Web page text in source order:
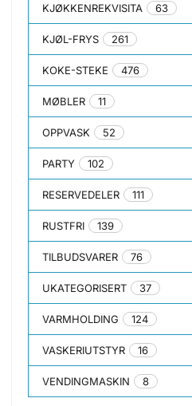
KJØKKENREKVISITA 63
KJØL-FRYS 261
KOKE-STEKE 476
MØBLER 11
OPPVASK 52
PARTY 102
RESERVEDELER 111
RUSTFRI 139
TILBUDSVARER 76
UKATEGORISERT 37
VARMHOLDING 124
VASKERIUTSTYR 16
VENDINGMASKIN 8